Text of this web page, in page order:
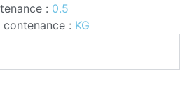
: 0.5
: KG